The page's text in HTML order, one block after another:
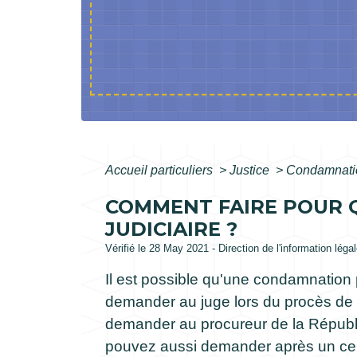
Accueil particuliers > Justice >
COMMENT FAIRE POUR
JUDICIAIRE ?
Vérifié le 28 May 2021 - Direction de l'information
Il est possible qu'une
demander au juge lors du procès
demander au procureur de la
pouvez aussi demander après un